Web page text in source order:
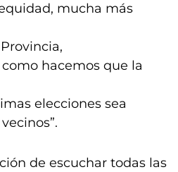
mucha más
hacemos que la
elecciones sea
de escuchar todas las